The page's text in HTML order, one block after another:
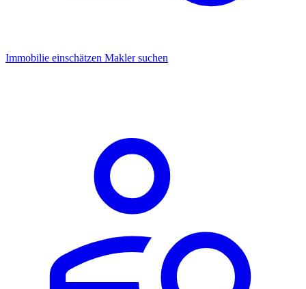
Immobilie einschätzen Makler suchen